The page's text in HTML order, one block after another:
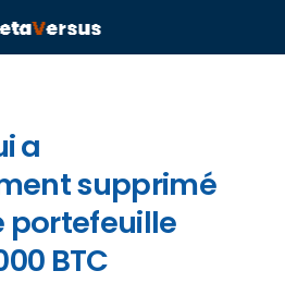
a
supprimé
portefeuille
BTC